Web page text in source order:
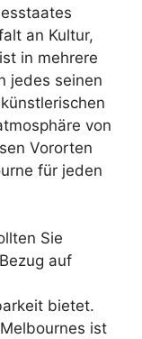
an Kultur,
in mehrere
jedes seinen
von
Vororten
für jeden
Sie
auf
bietet.
ist